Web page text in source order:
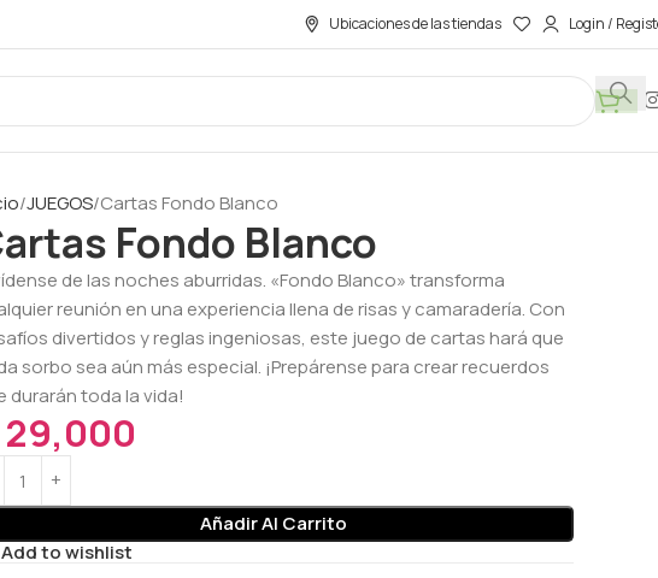
Ubicaciones de las tiendas Login /
JUEGOS Cartas Fondo Blanco
Fondo Blanco
de las noches aburridas. «Fondo Blanco» transforma
reunión en una experiencia llena de risas y camaradería. Con
divertidos y reglas ingeniosas, este juego de cartas hará que
sorbo sea aún más especial. ¡Prepárense para crear recuerdos
durarán toda la vida!
29,000
Añadir Al Carrito
Add to wishlist